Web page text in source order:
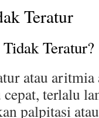
Teratur
Teratur?
atau
terlalu
palpitasi